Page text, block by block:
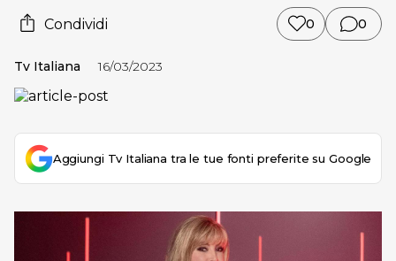
Condividi 0 0
Tv Italiana 16/03/2023
Aggiungi Tv Italiana tra le tue fonti preferite su Google